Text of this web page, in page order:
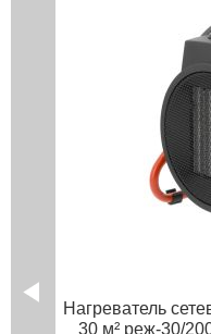
Нагреватель
30 м² реж-30/